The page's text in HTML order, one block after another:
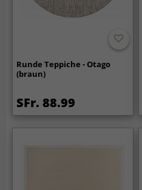
Runde Teppiche - Otago
(braun)
SFr. 88.99